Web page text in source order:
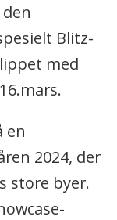
Blitz-
med
en
2024, der
store byer.